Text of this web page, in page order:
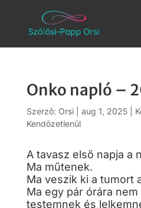
Onko napló –
Szerző: Orsi| aug 1, 2025|
Kendőzetlenül
A tavasz első napja a
Ma műtenek.
Ma veszik ki a tumort
Ma egy pár órára
testemnek és